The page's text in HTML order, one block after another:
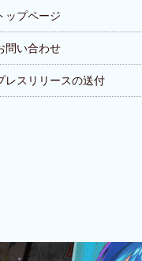
ップページ
問い合わせ
レスリリースの送付